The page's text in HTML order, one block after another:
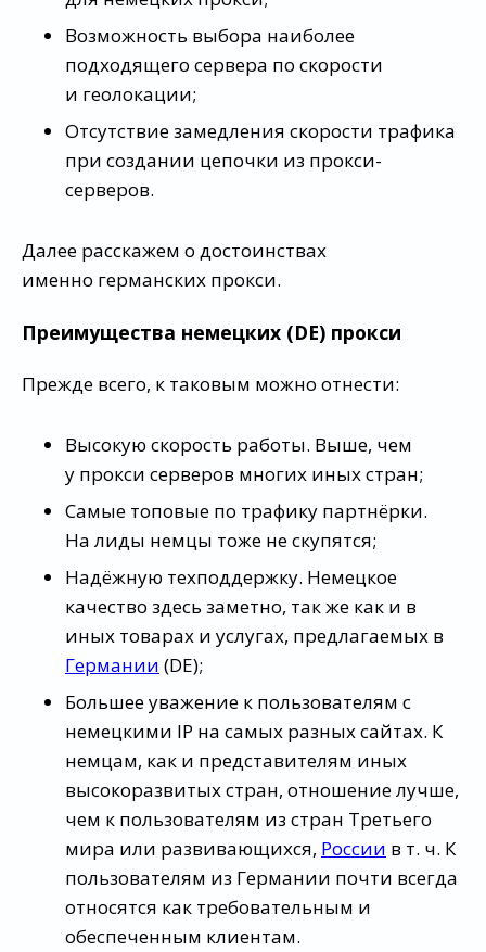
Возможность выбора наиболее
подходящего сервера по скорости
и геолокации;
Отсутствие замедления скорости трафика
при создании цепочки из прокси-
серверов.
Далее расскажем о достоинствах
именно германских прокси.
Преимущества немецких (DE) прокси
Прежде всего, к таковым можно отнести:
Высокую скорость работы. Выше, чем
у прокси серверов многих иных стран;
Самые топовые по трафику партнёрки.
На лиды немцы тоже не скупятся;
Надёжную техподдержку. Немецкое
качество здесь заметно, так же как и в
иных товарах и услугах, предлагаемых в
Германии (DE);
Большее уважение к пользователям с
немецкими IP на самых разных сайтах. К
немцам, как и представителям иных
высокоразвитых стран, отношение лучше,
чем к пользователям из стран Третьего
мира или развивающихся, России в т. ч. К
пользователям из Германии почти всегда
относятся как требовательным и
обеспеченным клиентам.